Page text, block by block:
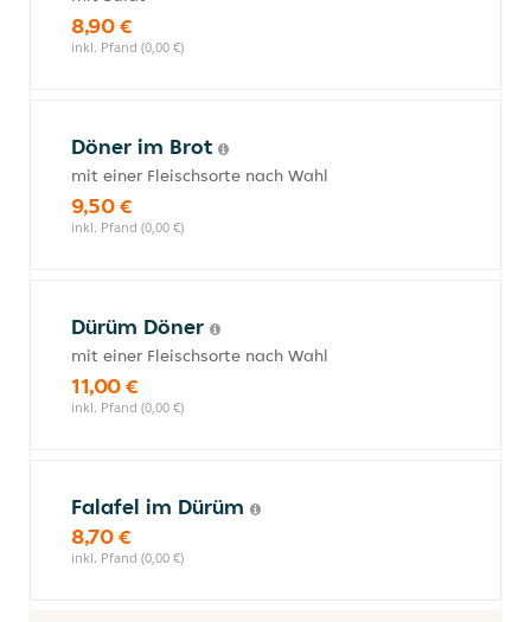
8,90 €
inkl. Pfand (0,00 €)
Döner im Brot
mit einer Fleischsorte nach Wahl
9,50 €
inkl. Pfand (0,00 €)
Dürüm Döner
mit einer Fleischsorte nach Wahl
11,00 €
inkl. Pfand (0,00 €)
Falafel im Dürüm
8,70 €
inkl. Pfand (0,00 €)